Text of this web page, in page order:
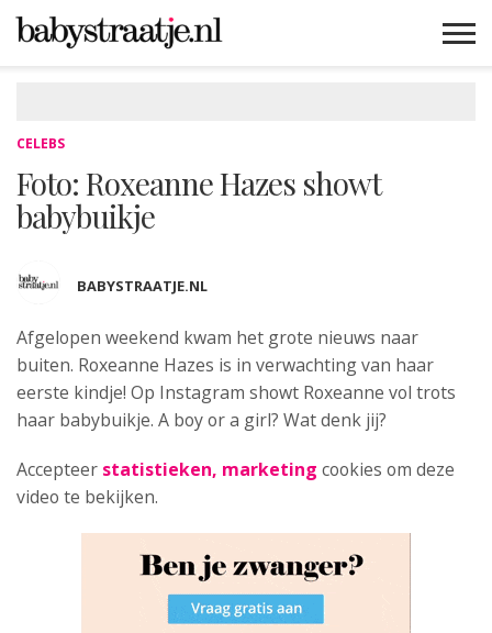
CELEBS
Foto: Roxeanne Hazes showt
babybuikje
BABYSTRAATJE.NL
Afgelopen weekend kwam het grote nieuws naar
buiten. Roxeanne Hazes is in verwachting van haar
eerste kindje! Op Instagram showt Roxeanne vol trots
haar babybuikje. A boy or a girl? Wat denk jij?
Accepteer statistieken, marketing cookies om deze
video te bekijken.